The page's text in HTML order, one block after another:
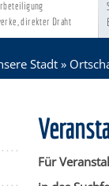
direkter Draht
Stadt »
Für